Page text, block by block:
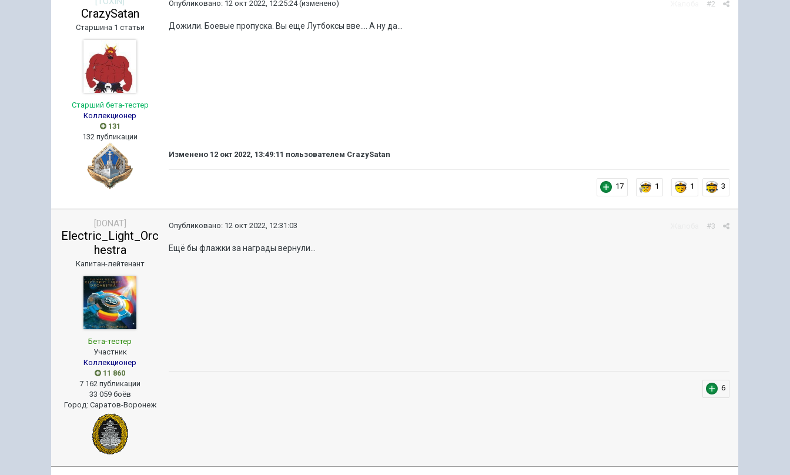
CrazySatan
Старшина 1 статьи
Старший бета-тестер
Коллекционер
131
132 публикации
#2
Опубликовано: 12 окт 2022, 12:25:24 (изменено)
Дожили. Боевые пропуска. Вы еще Лутбоксы вве.... А ну да...
Изменено 12 окт 2022, 13:49:11 пользователем CrazySatan
17 1 1 3
[DONAT]
Electric_Light_Orc
hestra
Капитан-лейтенант
Бета-тестер
Участник
Коллекционер
11 860
7 162 публикации
33 059 боёв
Город: Саратов-Воронеж
#3
Опубликовано: 12 окт 2022, 12:31:03
Ещё бы флажки за награды вернули...
6